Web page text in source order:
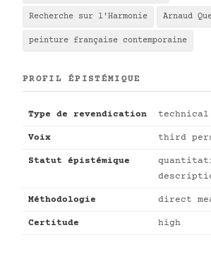
Recherche sur l'Harmonie Arnaud
peinture française contemporaine
PROFIL ÉPISTÉMIQUE
Type de revendication
Voix third
Statut épistémique
Méthodologie direct
Certitude high